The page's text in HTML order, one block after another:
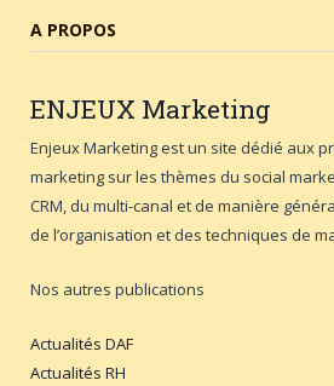
A PROPOS
ENJEUX Marketing
Enjeux Marketing est un site dédié aux
marketing sur les thèmes du social
CRM, du multi-canal et de manière
de l’organisation et des techniques de
Nos autres publications
Actualités DAF
Actualités RH